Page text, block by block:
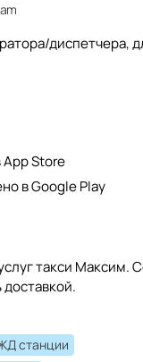
диспетчера,
Store
в Google Play
такси Максим.
станции